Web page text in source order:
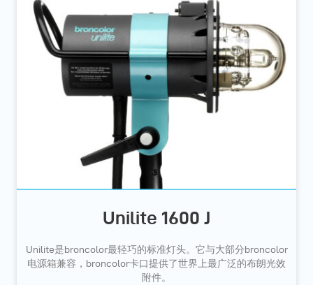
Unilite 1600 J
Unilite是broncolor最轻巧的标准灯头。它与大部分broncolor
电源箱兼容，broncolor卡口提供了世界上最广泛的布朗光效
附件。